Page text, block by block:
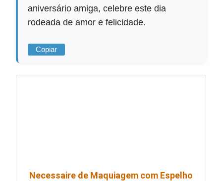
aniversário amiga, celebre este dia
rodeada de amor e felicidade.
Copiar
Necessaire de Maquiagem com Espelho